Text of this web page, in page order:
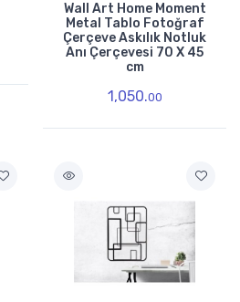
Wall Art Home Moment
Metal Tablo Fotoğraf
Çerçeve Askılık Notluk
Anı Çerçevesi 70 X 45
cm
1,050.00